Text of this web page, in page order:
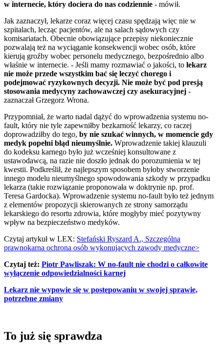
w internecie, który dociera do nas codziennie - mówił.
Jak zaznaczył, lekarze coraz więcej czasu spędzają więc nie w
szpitalach, lecząc pacjentów, ale na salach sądowych czy
komisariatach. Obecnie obowiązujące przepisy niekoniecznie
pozwalają też na wyciąganie konsekwencji wobec osób, które
kierują groźby wobec personelu medycznego, bezpośrednio albo
właśnie w internecie. - Jeśli mamy rozmawiać o jakości, to lekarz
nie może przede wszystkim bać się leczyć chorego i
podejmować ryzykownych decyzji. Nie może być pod presją
stosowania medycyny zachowawczej czy asekuracyjnej -
zaznaczał Grzegorz Wrona.
Przypomniał, że warto nadal dążyć do wprowadzenia systemu no-
fault, który nie tyle zapewniłby bezkarność lekarzy, co raczej
doprowadziłby do tego, by nie szukać winnych, w momencie gdy
medyk popełni błąd nieumyślnie. Wprowadzenie takiej klauzuli
do kodeksu karnego było już wcześniej konsultowane z
ustawodawcą, na razie nie doszło jednak do porozumienia w tej
kwestii. Podkreślił, że najlepszym sposobem byłoby stworzenie
innego modelu nieumyślnego spowodowania szkody w przypadku
lekarza (takie rozwiązanie proponowała w doktrynie np. prof.
Teresa Gardocka). Wprowadzenie systemu no-fault było też jednym
z elementów propozycji skierowanych ze strony samorządu
lekarskiego do resortu zdrowia, które mogłyby mieć pozytywny
wpływ na bezpieczeństwo medyków.
Czytaj artykuł w LEX: Stefański Ryszard A., Szczególna
prawnokarna ochrona osób wykonujących zawody medyczne>
Czytaj też: Piotr Pawliszak: W no-fault nie chodzi o całkowite
wyłączenie odpowiedzialności karnej
Lekarz nie wypowie się w postępowaniu w swojej sprawie,
potrzebne zmiany
To już się sprawdza